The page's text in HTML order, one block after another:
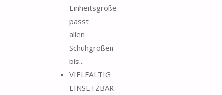
Einheitsgröße
passt
allen
Schuhgrößen
bis...
VIELFÄLTIG
EINSETZBAR